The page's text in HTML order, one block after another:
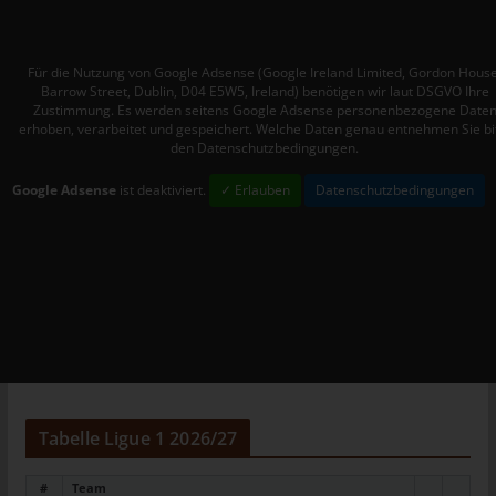
Für die Nutzung von Google Adsense (Google Ireland Limited, Gordon
Barrow Street, Dublin, D04 E5W5, Ireland) benötigen wir laut DSGVO Ihre
Zustimmung. Es werden seitens Google Adsense personenbezogene Daten
erhoben, verarbeitet und gespeichert. Welche Daten genau entnehmen Sie
den Datenschutzbedingungen.
Google Adsense ist deaktiviert. ✓ Erlauben Datenschutzbedingungen
Tabelle Ligue 1 2026/27
# Team
Auftragsverarbeiter ist eine natürliche oder juristische Person,
Behörde, Einrichtung oder andere Stelle, die personenbezogene
Daten im Auftrag des Verantwortlichen verarbeitet.
Empfänger ist eine natürliche oder juristische Person, Behörde,
Dritter ist eine natürliche oder juristische Person, Behörde,